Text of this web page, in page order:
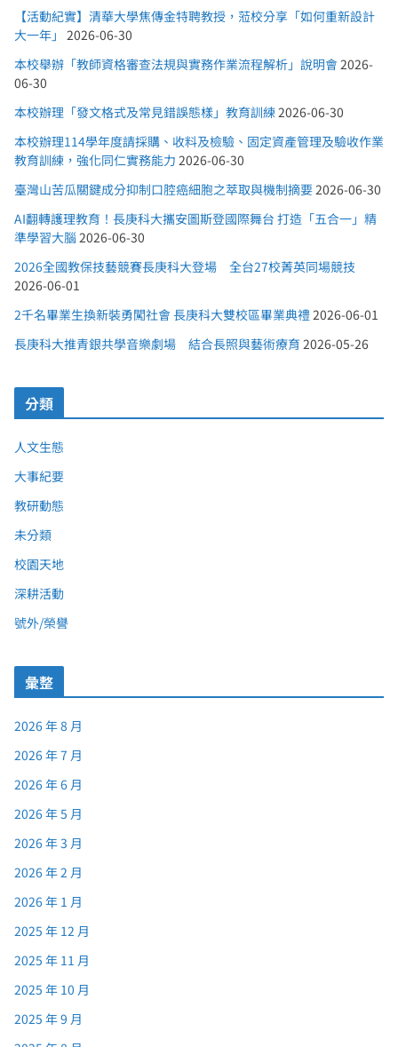
【活動紀實】清華大學焦傳金特聘教授，蒞校分享「如何重新設計
大一年」 2026-06-30
本校舉辦「教師資格審查法規與實務作業流程解析」說明會2026-
06-30
本校辦理「發文格式及常見錯誤態樣」教育訓練2026-06-30
本校辦理114學年度請採購、收料及檢驗、固定資產管理及驗收作業
教育訓練，強化同仁實務能力 2026-06-30
臺灣山苦瓜關鍵成分抑制口腔癌細胞之萃取與機制摘要2026-06-30
AI翻轉護理教育！長庚科大攜安圖斯登國際舞台 打造「五合一」精
準學習大腦 2026-06-30
2026全國教保技藝競賽長庚科大登場 全台27校菁英同場競技
2026-06-01
2千名畢業生換新裝勇闖社會 長庚科大雙校區畢業典禮2026-06-01
長庚科大推青銀共學音樂劇場 結合長照與藝術療育 2026-05-26
分類
人文生態
大事紀要
教研動態
未分類
校園天地
深耕活動
號外/榮譽
彙整
2026 年 8 月
2026 年 7 月
2026 年 6 月
2026 年 5 月
2026 年 3 月
2026 年 2 月
2026 年 1 月
2025 年 12 月
2025 年 11 月
2025 年 10 月
2025 年 9 月